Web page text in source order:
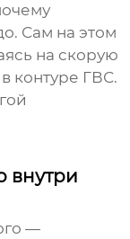
Сам на этом
на скорую
контуре ГВС.
внутри
—